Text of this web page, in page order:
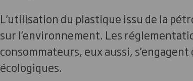
L’utilisation du plastique issu de la
sur l’environnement. Les
consommateurs, eux aussi,
écologiques.